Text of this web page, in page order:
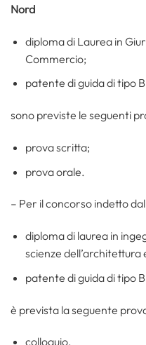
Nord
diploma di Laurea in
Commercio;
patente di guida di tipo
sono previste le seguenti
prova scritta;
prova orale.
– Per il concorso indetto dal
diploma di laurea in
scienze dell’architettura
patente di guida di tipo
è prevista la seguente
colloquio.